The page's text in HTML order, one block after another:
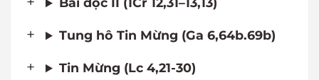
Tung hô Tin Mừng (Ga 6,64b.69b)
Tin Mừng (Lc 4,21-30)